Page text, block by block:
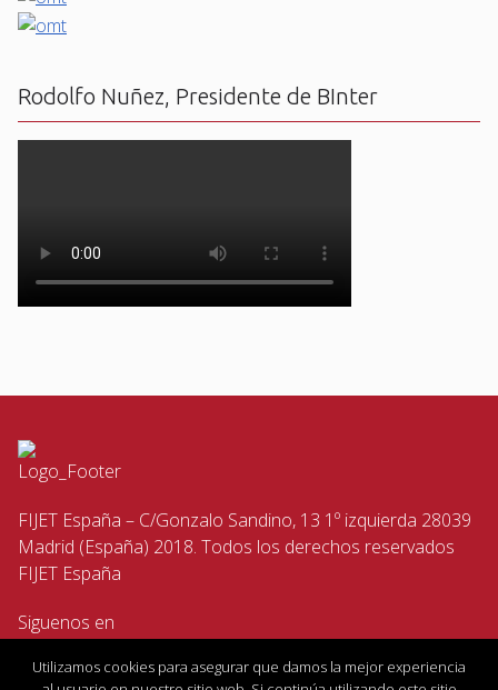
Rodolfo Nuñez, Presidente de BInter
FIJET España – C/Gonzalo Sandino, 13 1º izquierda 28039
Madrid (España) 2018. Todos los derechos reservados
FIJET España
Siguenos en
Utilizamos cookies para asegurar que damos la mejor experiencia